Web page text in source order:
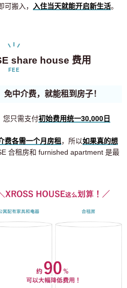
搬入， 入住当天就能开启新生活。
share house 费用
FEE
中介费，就能租到房子！
您只需支付初始费用统一30,000日
费各需一个月房租 ，所以如果真的想
合租房和 furnished apartment 是最